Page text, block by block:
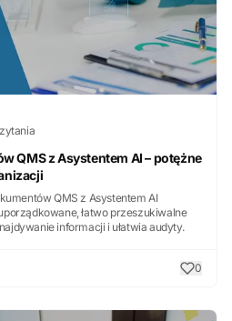
QMS z Asystentem AI – potężne
QMS z Asystentem AI
łatwo przeszukiwalne
informacji i ułatwia audyty.
0